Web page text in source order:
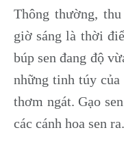
Thông thường,
giờ sáng là thời
búp sen đang độ
những tinh túy
thơm ngát. Gạo
các cánh hoa sen ra.